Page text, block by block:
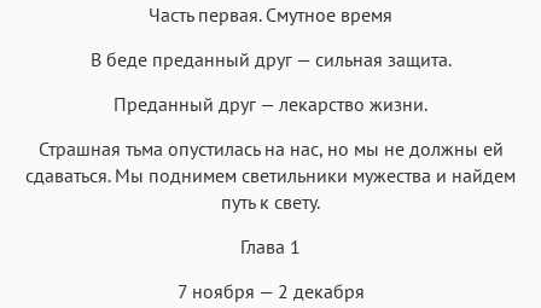
Courier New Menlo
Часть первая. Смутное время
В беде преданный друг — сильная защита.
Преданный друг — лекарство жизни.
Страшная тьма опустилась на нас, но мы не должны ей
сдаваться. Мы поднимем светильники мужества и найдем
путь к свету.
Глава 1
7 ноября — 2 декабря